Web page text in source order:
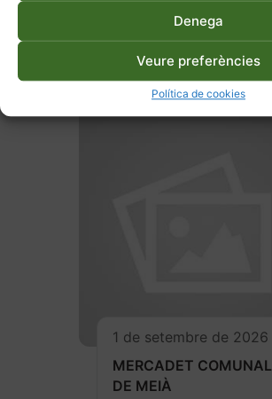
Denega
Veure preferències
Política de cookies
27 d'abril de 2026
Hort ecològic a terra o
taula – Primavera
1 de setembre de 2026
MERCADET COMUNAL
DE MEIÀ